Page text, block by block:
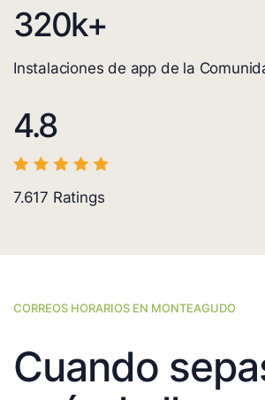
320k+
Instalaciones de app de la
4.8
7.617 Ratings
CORREOS HORARIOS EN MONTEAGUDO
Cuando